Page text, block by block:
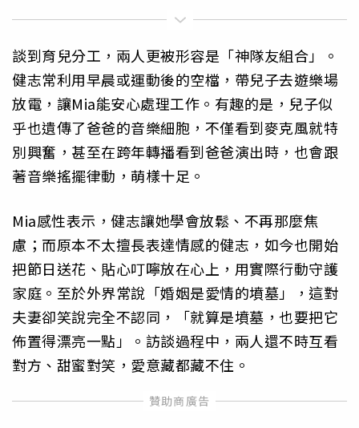
談到育兒分工，兩人更被形容是「神隊友組合」。
健志常利用早晨或運動後的空檔，帶兒子去遊樂場
放電，讓Mia能安心處理工作。有趣的是，兒子似
乎也遺傳了爸爸的音樂細胞，不僅看到麥克風就特
別興奮，甚至在跨年轉播看到爸爸演出時，也會跟
著音樂搖擺律動，萌樣十足。
Mia感性表示，健志讓她學會放鬆、不再那麼焦
慮；而原本不太擅長表達情感的健志，如今也開始
把節日送花、貼心叮嚀放在心上，用實際行動守護
家庭。至於外界常說「婚姻是愛情的墳墓」，這對
夫妻卻笑說完全不認同，「就算是墳墓，也要把它
佈置得漂亮一點」。訪談過程中，兩人還不時互看
對方、甜蜜對笑，愛意藏都藏不住。